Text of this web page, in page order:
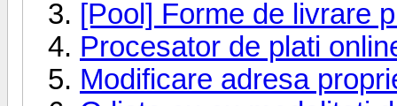
[Pool] Forme de livrare
Procesator de plati
Modificare adresa